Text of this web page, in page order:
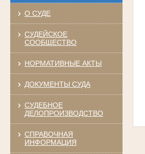
О СУДЕ
СУДЕЙСКОЕ
СООБЩЕСТВО
НОРМАТИВНЫЕ АКТЫ
ДОКУМЕНТЫ СУДА
СУДЕБНОЕ
ДЕЛОПРОИЗВОДСТВО
СПРАВОЧНАЯ
ИНФОРМАЦИЯ